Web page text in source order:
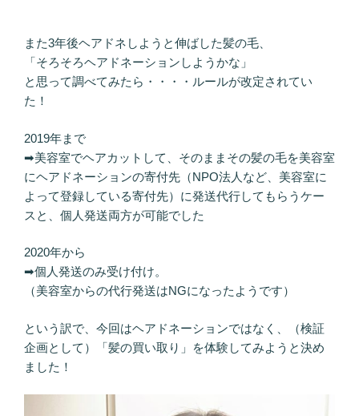
また3年後ヘアドネしようと伸ばした髪の毛、
「そろそろヘアドネーションしようかな」
と思って調べてみたら・・・・ルールが改定されてい
た！
2019年まで
➡美容室でヘアカットして、そのままその髪の毛を美容室
にヘアドネーションの寄付先（NPO法人など、美容室に
よって登録している寄付先）に発送代行してもらうケー
スと、個人発送両方が可能でした
2020年から
➡個人発送のみ受け付け。
（美容室からの代行発送はNGになったようです）
という訳で、今回はヘアドネーションではなく、（検証
企画として）「髪の買い取り」を体験してみようと決め
ました！